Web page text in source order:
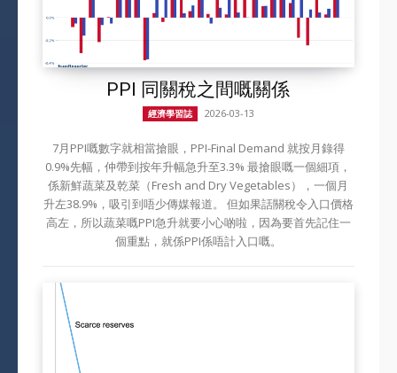
PPI 同關稅之間嘅關係
經濟學習誌 2026-03-13
7月PPI嘅數字就相當搶眼，PPI-Final Demand 就按月錄得
0.9%先幅，仲帶到按年升幅急升至3.3% 最搶眼嘅一個細項，
係新鮮蔬菜及乾菜（Fresh and Dry Vegetables），一個月
升左38.9%，吸引到唔少傳媒報道。 但如果話關稅令入口價格
高左，所以蔬菜嘅PPI急升就要小心啲啦，因為要首先記住一
個重點，就係PPI係唔計入口嘅。